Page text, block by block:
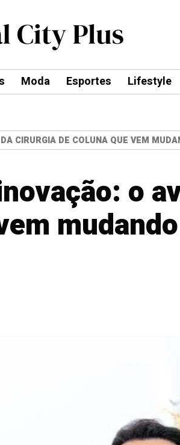
Moda Esportes Lifestyle
CIRURGIA DE COLUNA QUE VEM
o